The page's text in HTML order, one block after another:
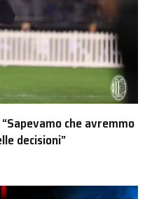
che avremmo
decisioni”